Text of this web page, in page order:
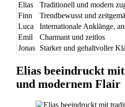
Elias
Traditionell und modern
Finn
Trendbewusst und
Luca
Internationale Anklänge,
Emil
Charmant und zeitlos
Jonas Starker und gehaltvoller
Elias beeindruckt
und modernem Flair